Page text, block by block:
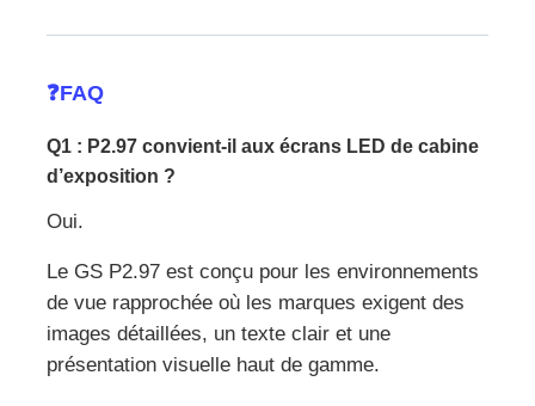
❓FAQ
Q1 : P2.97 convient-il aux écrans LED de cabine
d’exposition ?
Oui.
Le GS P2.97 est conçu pour les environnements
de vue rapprochée où les marques exigent des
images détaillées, un texte clair et une
présentation visuelle haut de gamme.